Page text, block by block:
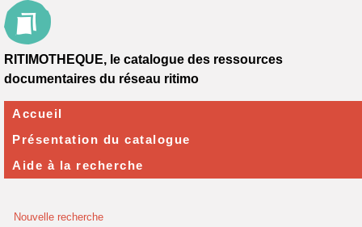
Nouvelle recherche
RITIMOTHEQUE, le catalogue des ressources
documentaires du réseau ritimo
Accueil
Présentation du catalogue
Aide à la recherche